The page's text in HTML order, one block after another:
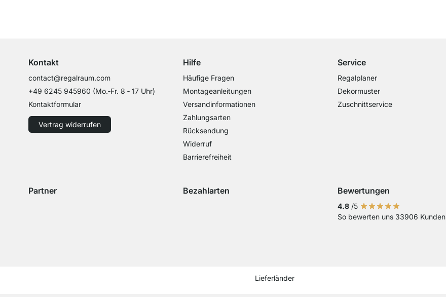
Kontakt
contact@regalraum.com
+49 6245 945960 (Mo.‑Fr. 8 ‑ 17 Uhr)
Kontaktformular
Vertrag widerrufen
Hilfe
Häufige Fragen
Montageanleitungen
Versandinformationen
Zahlungsarten
Rücksendung
Widerruf
Barrierefreiheit
Service
Regalplaner
Dekormuster
Zuschnittservice
Partner Bezahlarten
Zahlung mit Sofort Kasse
Bewertungen
4.8 /5
So bewerten uns 33906 Kunden
Lieferländer